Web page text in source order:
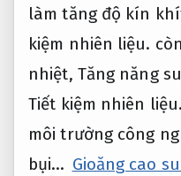
làm tăng độ kín
kiệm nhiên liệu.
nhiệt, Tăng năng
Tiết kiệm nhiên liệu.
môi trường công
bụi… Gioăng cao